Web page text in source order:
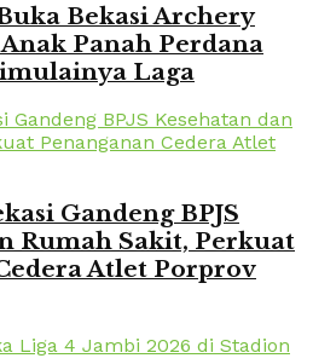
Bekasi Archery
Panah Perdana
Laga
Gandeng BPJS
Rumah Sakit, Perkuat
Atlet Porprov